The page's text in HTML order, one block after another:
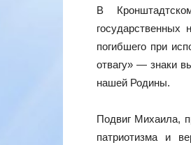
В
государственных
погибшего при
отвагу» — знаки
нашей Родины.
Подвиг Михаила,
патриотизма и